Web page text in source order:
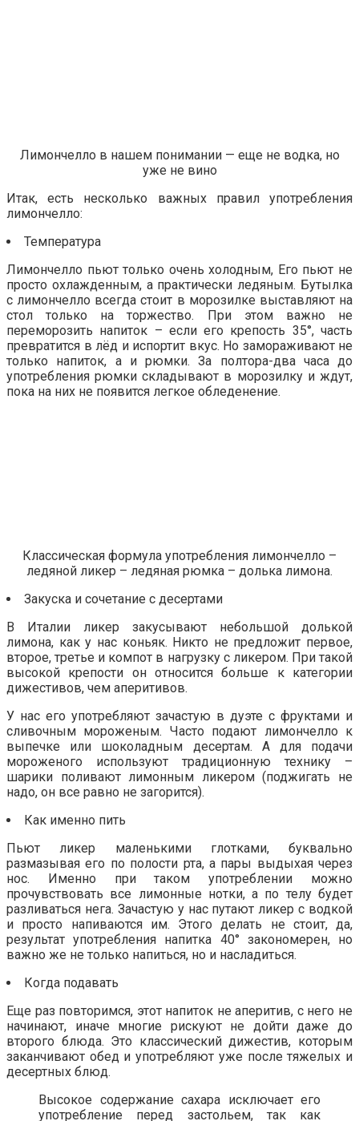
Лимончелло в нашем понимании — еще не водка, но
уже не вино
Итак, есть несколько важных правил употребления
лимончелло:
Температура
Лимончелло пьют только очень холодным, Его пьют не
просто охлажденным, а практически ледяным. Бутылка
с лимончелло всегда стоит в морозилке выставляют на
стол только на торжество. При этом важно не
переморозить напиток – если его крепость 35°, часть
превратится в лёд и испортит вкус. Но замораживают не
только напиток, а и рюмки. За полтора-два часа до
употребления рюмки складывают в морозилку и ждут,
пока на них не появится легкое обледенение.
Классическая формула употребления лимончелло –
ледяной ликер – ледяная рюмка – долька лимона.
Закуска и сочетание с десертами
В Италии ликер закусывают небольшой долькой
лимона, как у нас коньяк. Никто не предложит первое,
второе, третье и компот в нагрузку с ликером. При такой
высокой крепости он относится больше к категории
дижестивов, чем аперитивов.
У нас его употребляют зачастую в дуэте с фруктами и
сливочным мороженым. Часто подают лимончелло к
выпечке или шоколадным десертам. А для подачи
мороженого используют традиционную технику –
шарики поливают лимонным ликером (поджигать не
надо, он все равно не загорится).
Как именно пить
Пьют ликер маленькими глотками, буквально
размазывая его по полости рта, а пары выдыхая через
нос. Именно при таком употреблении можно
прочувствовать все лимонные нотки, а по телу будет
разливаться нега. Зачастую у нас путают ликер с водкой
и просто напиваются им. Этого делать не стоит, да,
результат употребления напитка 40° закономерен, но
важно же не только напиться, но и насладиться.
Когда подавать
Еще раз повторимся, этот напиток не аперитив, с него не
начинают, иначе многие рискуют не дойти даже до
второго блюда. Это классический дижестив, которым
заканчивают обед и употребляют уже после тяжелых и
десертных блюд.
Высокое содержание сахара исключает его
употребление перед застольем, так как